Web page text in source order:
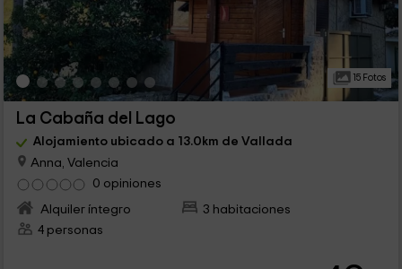
15 Fotos
La Cabaña del Lago
Alojamiento ubicado a 13.0km de Vallada
Anna, Valencia
0 opiniones
Alquiler íntegro
3 habitaciones
4 personas